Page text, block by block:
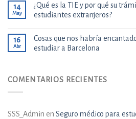
14
May
¿Qué es la TIE y por qué su
estudiantes extranjeros?
16
Abr
Cosas que nos habría
estudiar a Barcelona
COMENTARIOS RECIENTES
SSS_Admin en Seguro médico para